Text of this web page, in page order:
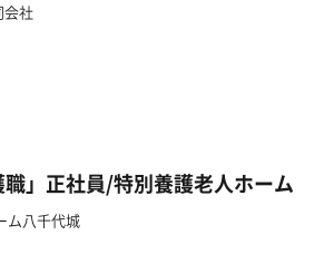
会社
職」正社員/特別養護老人ホーム
ム八千代城